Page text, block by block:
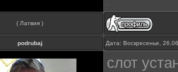
( Латвия )
podrubaj Дата: Воскресенье,
слот